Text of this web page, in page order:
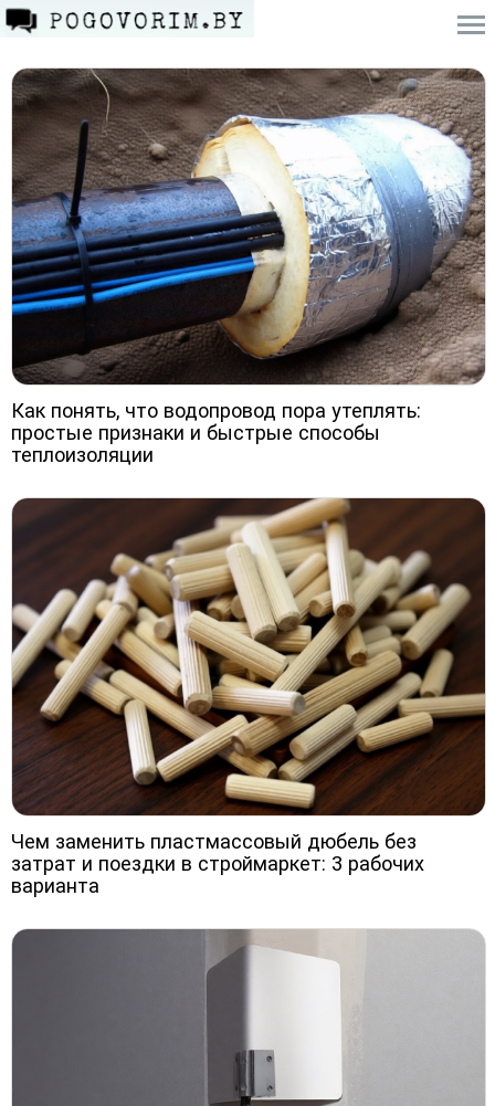
Как понять, что водопровод пора утеплять:
простые признаки и быстрые способы
теплоизоляции
Чем заменить пластмассовый дюбель без
затрат и поездки в строймаркет: 3 рабочих
варианта